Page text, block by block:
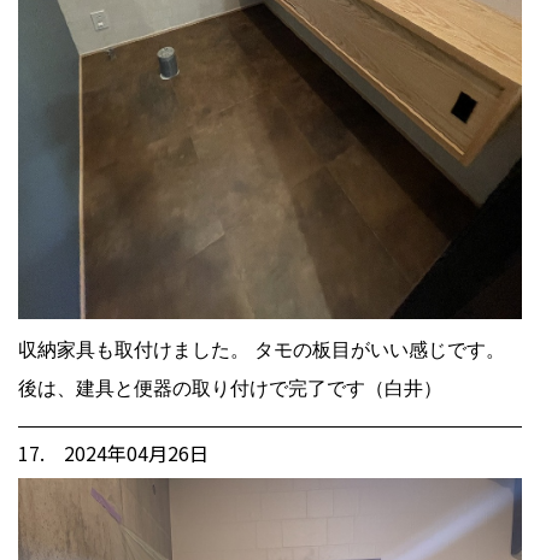
収納家具も取付けました。 タモの板目がいい感じです。
後は、建具と便器の取り付けで完了です（白井）
17. 2024年04月26日